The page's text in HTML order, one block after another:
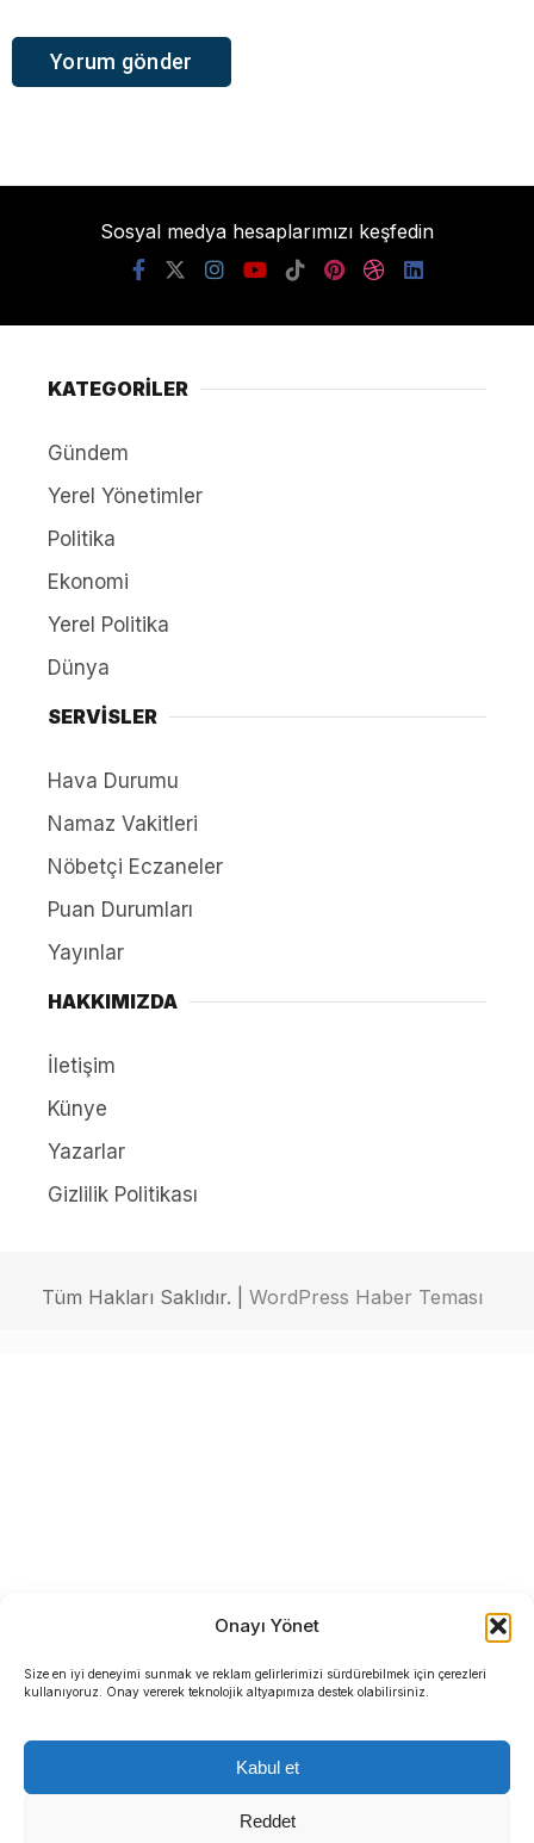
Onayı Yönet
Size en iyi deneyimi sunmak ve reklam gelirlerimizi sürdürebilmek için çerezleri
kullanıyoruz. Onay vererek teknolojik altyapımıza destek olabilirsiniz.
Kabul et
Reddet
Sosyal medya hesaplarımızı keşfedin
KATEGORİLER
Gündem
Yerel Yönetimler
Politika
Ekonomi
Yerel Politika
Dünya
SERVİSLER
Hava Durumu
Namaz Vakitleri
Nöbetçi Eczaneler
Puan Durumları
Yayınlar
HAKKIMIZDA
İletişim
Künye
Yazarlar
Gizlilik Politikası
Tüm Hakları Saklıdır. | WordPress Haber Teması